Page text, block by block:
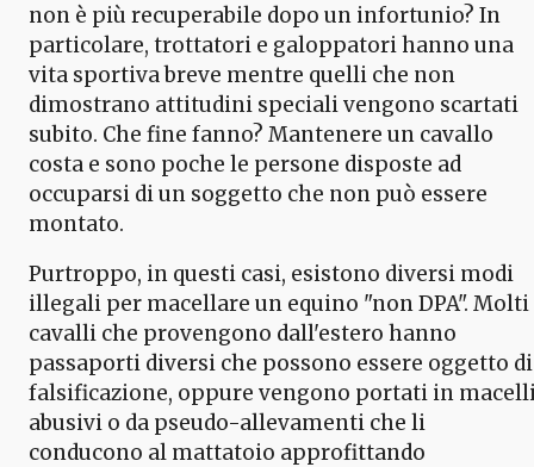
non è più recuperabile dopo un infortunio? In
particolare, trottatori e galoppatori hanno una
vita sportiva breve mentre quelli che non
dimostrano attitudini speciali vengono scartati
subito. Che fine fanno? Mantenere un cavallo
costa e sono poche le persone disposte ad
occuparsi di un soggetto che non può essere
montato.
Purtroppo, in questi casi, esistono diversi modi
illegali per macellare un equino "non DPA". Molti
cavalli che provengono dall'estero hanno
passaporti diversi che possono essere oggetto di
falsificazione, oppure vengono portati in
abusivi o da pseudo-allevamenti che li
conducono al mattatoio approfittando